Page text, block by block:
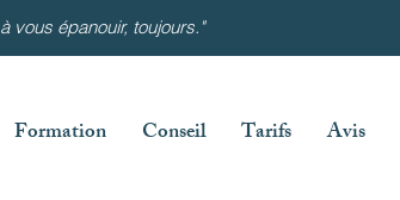
vous épanouir, toujours."
Formation Conseil Tarifs Avis